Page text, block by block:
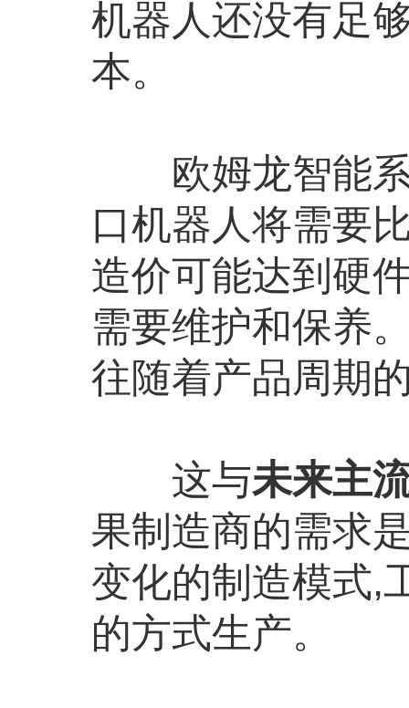
机器人还没有足
本。
欧姆龙智能系
口机器人将需要
造价可能达到硬
需要维护和保养
往随着产品周期
这与未来主
果制造商的需求
变化的制造模式,
的方式生产。